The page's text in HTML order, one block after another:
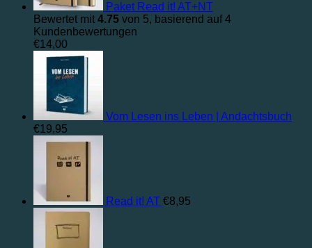
Paket Read it! AT+NT
Bewertet mit 4.75 von 5, basierend auf4
Kundenbewertungen
€14,00
Vom Lesen ins Leben | Andachtsbuch
€19,95
Read it! AT €8,95